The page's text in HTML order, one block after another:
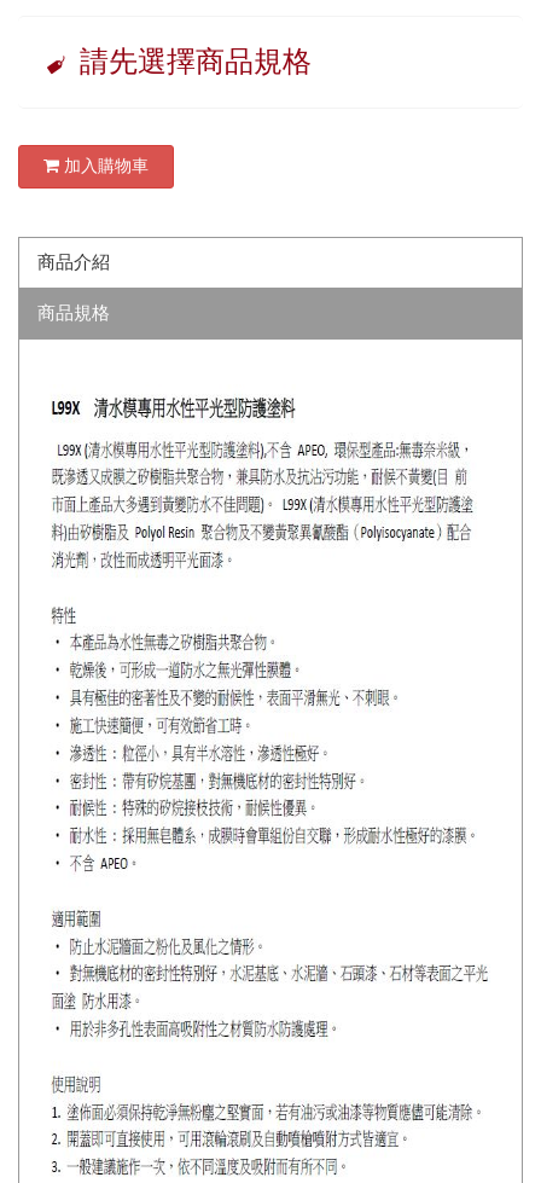
請先選擇商品規格
加入購物車
商品介紹
商品規格